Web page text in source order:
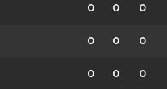
0 0 0
0 0 0
0 0 0